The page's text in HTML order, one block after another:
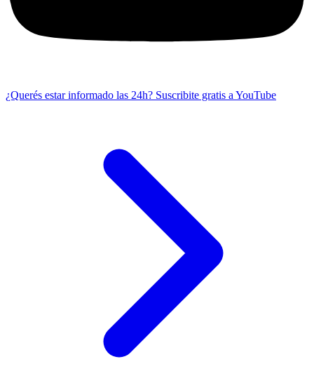
¿Querés estar informado las 24h? Suscribite gratis a YouTube